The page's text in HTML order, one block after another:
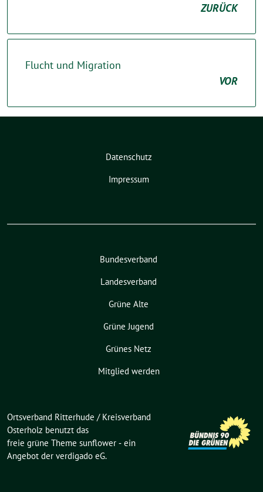
ZURÜCK
Flucht und Migration
VOR
Datenschutz
Impressum
Bundesverband
Landesverband
Grüne Alte
Grüne Jugend
Grünes Netz
Mitglied werden
Ortsverband Ritterhude / Kreisverband
Osterholz benutzt das
freie grüne Theme sunflower ‐ ein
Angebot der verdigado eG.